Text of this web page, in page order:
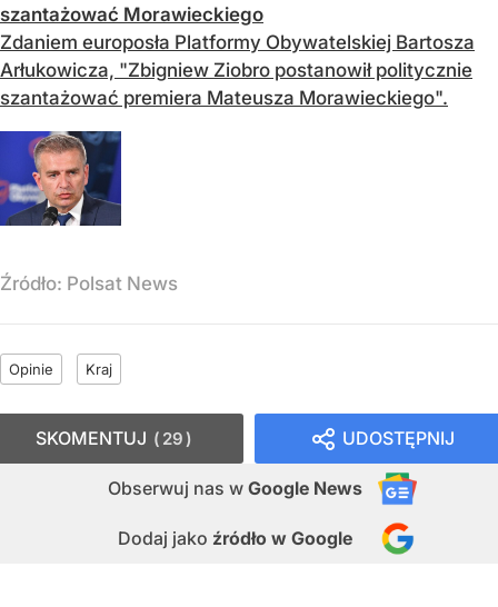
szantażować Morawieckiego
Zdaniem europosła Platformy Obywatelskiej Bartosza
Arłukowicza, "Zbigniew Ziobro postanowił politycznie
szantażować premiera Mateusza Morawieckiego".
Źródło: Polsat News
Opinie Kraj
UDOSTĘPNIJ
Obserwuj nas w Google News
Dodaj jako źródło w Google
SKOMENTUJ 29